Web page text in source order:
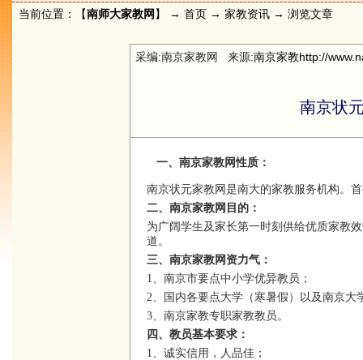
当前位置：【南师大家教网 】 → 首页 → 家教资讯 → 浏览文章
采编:南京家教网 来源:南京家教http://
南京状
一、南京家教网性质：
南京状元家教网是南大的家教服务机构。
二、南京家教网目的：
为广阔学生及家长第一时刻供给优质家教
道。
三、南京家教网资力气：
1、南京市要点中小学优异教员；
2、国内各要点大学（寒暑假）以及南京大
3、南京家教专职家教教员。
四、教员基本要求：
1、诚实信用，人品佳；